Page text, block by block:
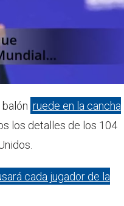
ruede en la cancha
los detalles de los 104
cada jugador de la